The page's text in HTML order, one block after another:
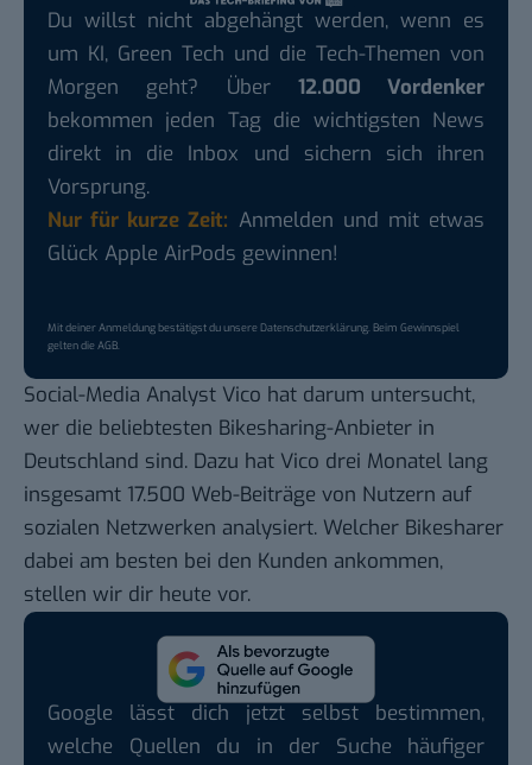
Du willst nicht abgehängt werden, wenn es
um KI, Green Tech und die Tech-Themen von
Morgen geht? Über 12.000 Vordenker
bekommen jeden Tag die wichtigsten News
direkt in die Inbox und sichern sich ihren
Vorsprung.
Nur für kurze Zeit: Anmelden und mit etwas
Glück Apple AirPods gewinnen!
Mit deiner Anmeldung bestätigst du unsereDatenschutzerklärung. Beim Gewinnspiel
gelten dieAGB.
Social-Media Analyst Vico hat darum untersucht,
wer die beliebtesten Bikesharing-Anbieter in
Deutschland sind. Dazu hat Vico drei Monatel lang
insgesamt 17.500 Web-Beiträge von Nutzern auf
sozialen Netzwerken analysiert. Welcher Bikesharer
dabei am besten bei den Kunden ankommen,
stellen wir dir heute vor.
Google lässt dich jetzt selbst bestimmen,
welche Quellen du in der Suche häufiger